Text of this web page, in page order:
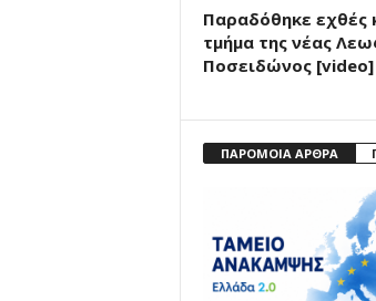
Παραδόθηκε εχθές
τμήμα της νέας
Ποσειδώνος [video]
ΠΑΡΟΜΟΙΑ ΑΡΘΡΑ